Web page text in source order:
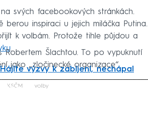
svých facebookových stránkách.
berou inspiraci u jejich miláčka Putina.
k volbám. Protože tihle půjdou a
.
Šlachtou. To po vypuknutí
jako „zločinecké organizace“.
výzvy k zabíjení, nechápal
KSČM volby